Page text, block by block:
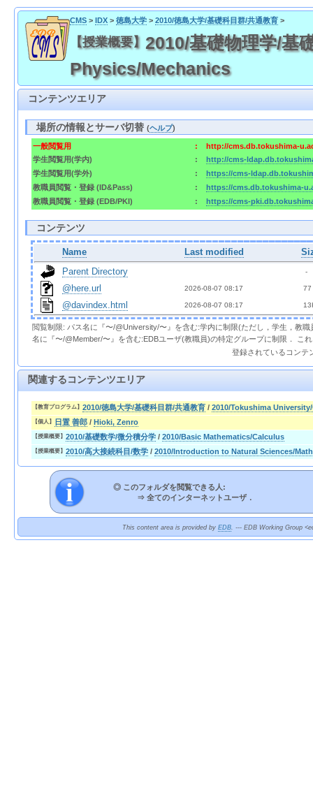
CMS> IDX> 徳島大学> 2010/徳島大学/基礎科目群/共通教育>
【授業概要】 2010/基礎物理学/基
Physics/Mechanics
コンテンツエリア
場所の情報とサーバ切替(ヘルプ)
一般閲覧用 :
http://cms.db.tokushima-
学生閲覧用(学内)
:
http://cms-
学生閲覧用(学外)
:
https://cms-
教職員閲覧・登録 (ID&Pass)
:
https://cms.db.tokushima-
教職員閲覧・登録 (EDB/PKI)
: https://cms-
コンテンツ
Name Last modified
Parent Directory
  -
@here.url 2026-08-07 08:17 77
@davindex.html 2026-08-07 08:17
閲覧制限: パス名に『〜/@University/〜』を含む:学内に制限(ただし，学生，教
名に『〜/@Member/〜』を含む:EDBユーザ(教職員)の特定グループに制限． こ
登録されているコンテ
関連するコンテンツエリア
【教育プログラム】 2010/徳島大学/基礎科目群/共通教育 / 2010/Tokushima
【個人】 日置 善郎 / Hioki, Zenro
【授業概要】 2010/基礎数学/微分積分学 / 2010/Basic Mathematics/Calculus
【授業概要】 2010/高大接続科目/数学 / 2010/Introduction to Natural Sciences/
◎ このフォルダを閲覧できる人:
⇒ 全てのインターネットユーザ．
This content area is provided by EDB. --- EDB Working Group